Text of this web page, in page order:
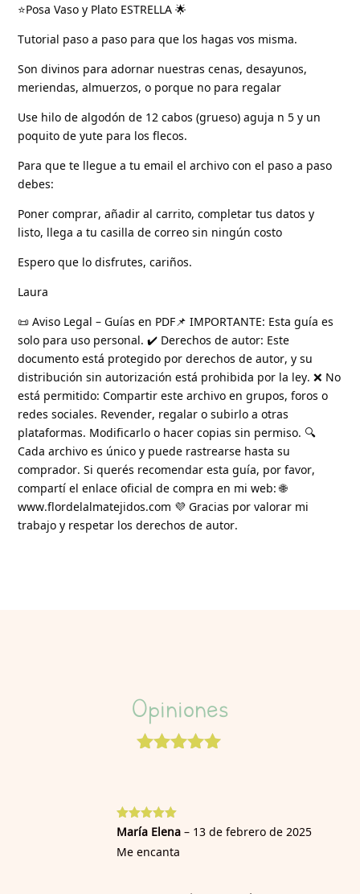
⭐Posa Vaso y Plato ESTRELLA 🌟
Tutorial paso a paso para que los hagas vos misma.
Son divinos para adornar nuestras cenas, desayunos,
meriendas, almuerzos, o porque no para regalar
Use hilo de algodón de 12 cabos (grueso) aguja n 5 y un
poquito de yute para los flecos.
Para que te llegue a tu email el archivo con el paso a paso
debes:
Poner comprar, añadir al carrito, completar tus datos y
listo, llega a tu casilla de correo sin ningún costo
Espero que lo disfrutes, cariños.
Laura
📜 Aviso Legal – Guías en PDF📌 IMPORTANTE: Esta guía es
solo para uso personal. ✔️ Derechos de autor: Este
documento está protegido por derechos de autor, y su
distribución sin autorización está prohibida por la ley. ❌ No
está permitido: Compartir este archivo en grupos, foros o
redes sociales. Revender, regalar o subirlo a otras
plataformas. Modificarlo o hacer copias sin permiso. 🔍
Cada archivo es único y puede rastrearse hasta su
comprador. Si querés recomendar esta guía, por favor,
compartí el enlace oficial de compra en mi web: 🌐
www.flordelalmatejidos.com 💜 Gracias por valorar mi
trabajo y respetar los derechos de autor.
Opiniones
avaloración
de un
cliente
Valorado
con 5de 5
María Elena – 13 de febrero de 2025
Me encanta